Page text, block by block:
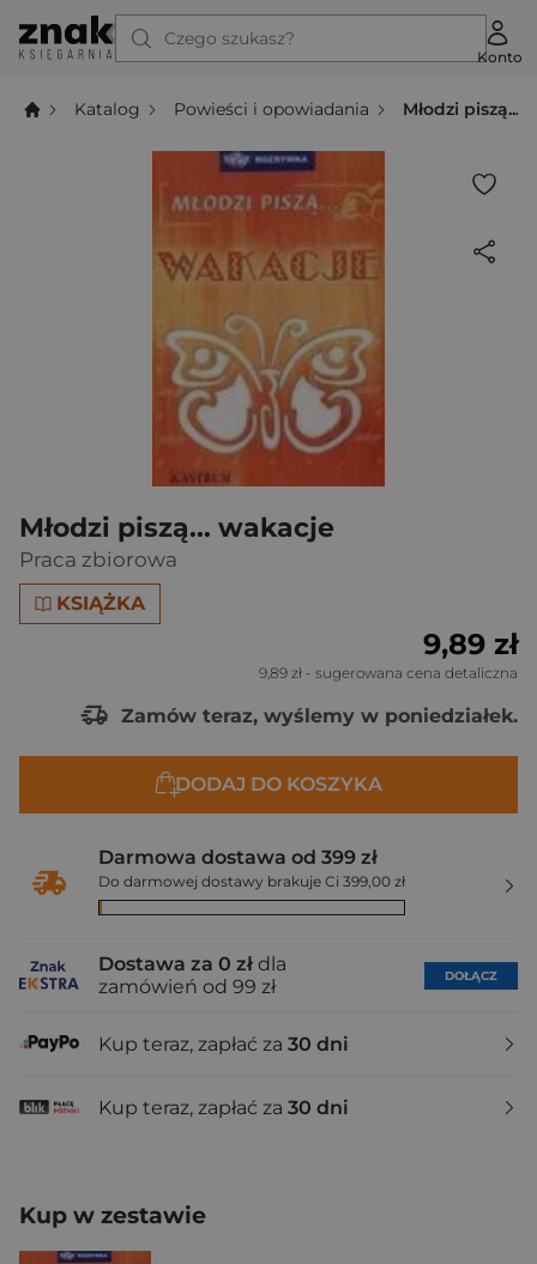
Czego szukasz?
Konto
Katalog Powieści i opowiadania Młodzi piszą...
Młodzi piszą... wakacje
Praca zbiorowa
KSIĄŻKA
9,89 zł
9,89 zł - sugerowana cena detaliczna
Zamów teraz, wyślemy w poniedziałek.
DODAJ DO KOSZYKA
Darmowa dostawa od 399 zł
Do darmowej dostawy brakuje Ci 399,00 zł
Dostawa za 0 zł dla
zamówień od 99 zł
DOŁĄCZ
Kup teraz, zapłać za 30 dni
Kup teraz, zapłać za 30 dni
Kup w zestawie